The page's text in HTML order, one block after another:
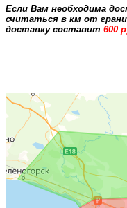
Если Вам необходима
считаться в км от
доставку составит 600